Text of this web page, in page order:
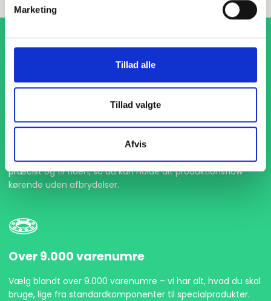
Marketing
Tillad alle
Tillad valgte
Afvis
1-4 dages levering
Med hurtig levering på kun 1-4 dage sikrer vi, at dine
projekter aldrig bliver forsinket. Vi står klar til at levere
præcist og til tiden, så du kan holde dit produktionsflow
kørende uden afbrydelser.
Over 9.000 varenumre
Vælg blandt over 9.000 varenumre – vi har alt, hvad du skal
bruge, lige fra standardkomponenter til specialprodukter.